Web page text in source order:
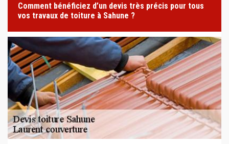
Comment bénéficiez d’un devis très précis pour tous
vos travaux de toiture à Sahune ?